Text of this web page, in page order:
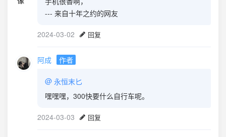
--- 来自十年之约的网友
2024-03-02 回复
阿成 作者
@ 永恒末匕
嘿嘿嘿，300快要什么自行车呢。
2024-03-03 回复